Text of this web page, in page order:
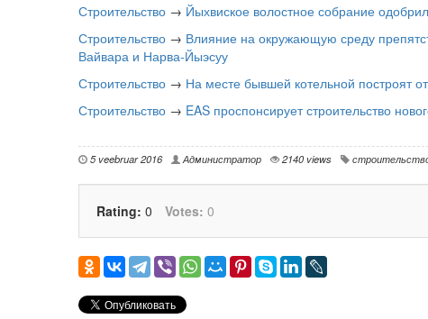
Строительство → Йыхвиское волостное собрание
Строительство → Влияние на окружающую среду
Вайвара и Нарва-Йыэсуу
Строительство → На месте бывшей котельной построят
Строительство → EAS проспонсирует строительство
5 veebruar 2016 Администратор 2140 views
Rating: 0 Votes: 0